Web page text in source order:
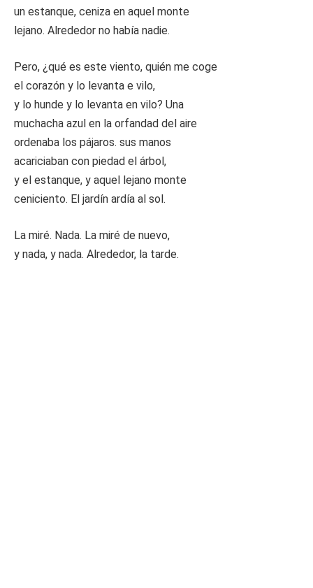
un estanque, ceniza en aquel monte
lejano. Alrededor no había nadie.
Pero, ¿qué es este viento, quién me coge
el corazón y lo levanta e vilo,
y lo hunde y lo levanta en vilo? Una
muchacha azul en la orfandad del aire
ordenaba los pájaros. sus manos
acariciaban con piedad el árbol,
y el estanque, y aquel lejano monte
ceniciento. El jardín ardía al sol.
La miré. Nada. La miré de nuevo,
y nada, y nada. Alrededor, la tarde.